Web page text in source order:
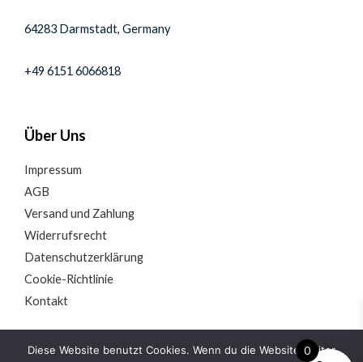
64283 Darmstadt, Germany
+49 6151 6066818
Über Uns
Impressum
AGB
Versand und Zahlung
Widerrufsrecht
Datenschutzerklärung
Cookie-Richtlinie
Kontakt
0
Diese Website benutzt Cookies. Wenn du die Website weiter